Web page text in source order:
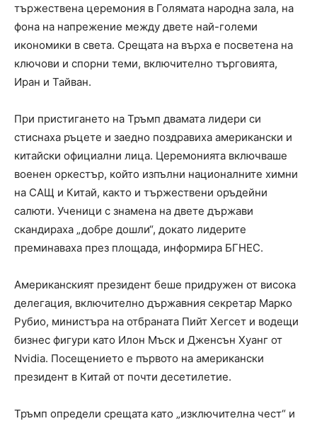
тържествена церемония в Голямата народна зала, на
фона на напрежение между двете най-големи
икономики в света. Срещата на върха е посветена на
ключови и спорни теми, включително търговията,
Иран и Тайван.
При пристигането на Тръмп двамата лидери си
стиснаха ръцете и заедно поздравиха американски и
китайски официални лица. Церемонията включваше
военен оркестър, който изпълни националните химни
на САЩ и Китай, както и тържествени оръдейни
салюти. Ученици с знамена на двете държави
скандираха „добре дошли“, докато лидерите
преминаваха през площада, информира БГНЕС.
Американският президент беше придружен от висока
делегация, включително държавния секретар Марко
Рубио, министъра на отбраната Пийт Хегсет и водещи
бизнес фигури като Илон Мъск и Дженсън Хуанг от
Nvidia. Посещението е първото на американски
президент в Китай от почти десетилетие.
Тръмп определи срещата като „изключителна чест“ и